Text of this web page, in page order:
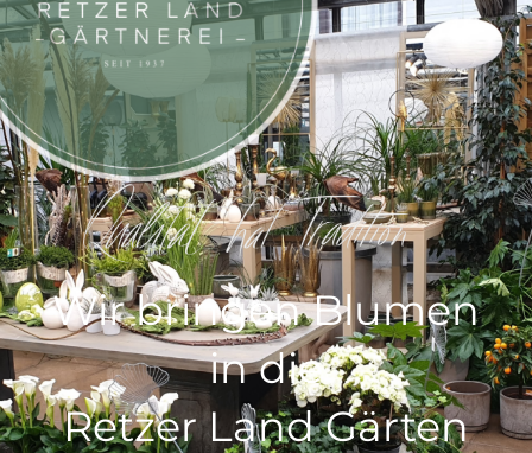
Wir bringen Blumen
in die
Retzer Land Gärten